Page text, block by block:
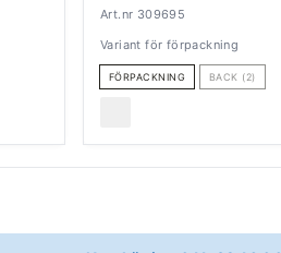
Art.nr 309695
Variant för förpackning
FÖRPACKNING BACK (2)